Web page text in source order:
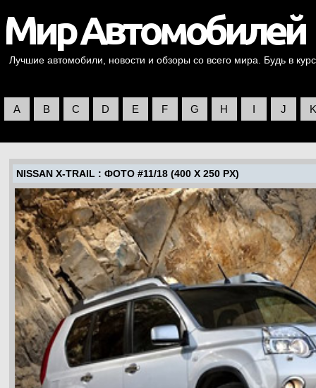
Лучшие автомобили, новости и обзоры со всего мира. Будь в
A B C D E F G H I J K
NISSAN X-TRAIL : ФОТО #11/18 (400 X 250 PX)